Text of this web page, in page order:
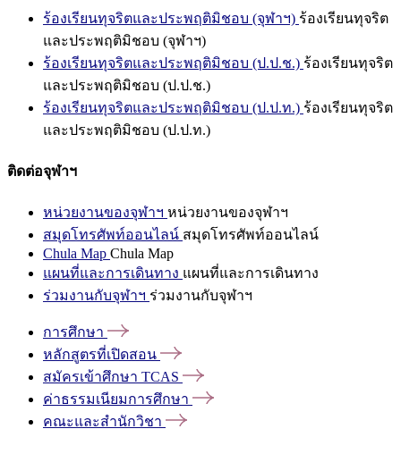
ร้องเรียนทุจริตและประพฤติมิชอบ (จุฬาฯ) ร้องเรียนทุจริต
และประพฤติมิชอบ (จุฬาฯ)
ร้องเรียนทุจริตและประพฤติมิชอบ (ป.ป.ช.) ร้องเรียนทุจริต
และประพฤติมิชอบ (ป.ป.ช.)
ร้องเรียนทุจริตและประพฤติมิชอบ (ป.ป.ท.) ร้องเรียนทุจริต
และประพฤติมิชอบ (ป.ป.ท.)
ติดต่อจุฬาฯ
หน่วยงานของจุฬาฯ หน่วยงานของจุฬาฯ
สมุดโทรศัพท์ออนไลน์ สมุดโทรศัพท์ออนไลน์
Chula Map Chula Map
แผนที่และการเดินทาง แผนที่และการเดินทาง
ร่วมงานกับจุฬาฯ ร่วมงานกับจุฬาฯ
การศึกษา
หลักสูตรที่เปิดสอน
สมัครเข้าศึกษา TCAS
ค่าธรรมเนียมการศึกษา
คณะและสำนักวิชา